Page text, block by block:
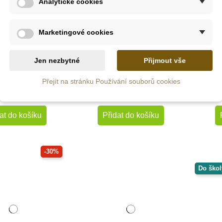
do košíku
JIRI MODELS
Samolepkové album -
Roční období
Přidat do košíku
-30%
Do
Marketingové cookies
Jen nezbytné Přijmout vše
Přejít na stránku Používání souborů cookies